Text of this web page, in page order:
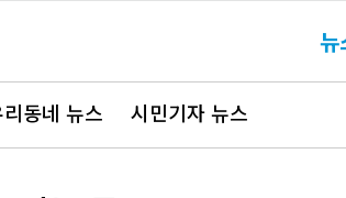
요뉴
동네 뉴스 시민기자 뉴스